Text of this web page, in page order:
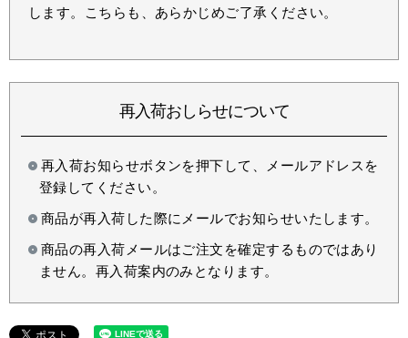
します。こちらも、あらかじめご了承ください。
再入荷おしらせについて
再入荷お知らせボタンを押下して、メールアドレスを
登録してください。
商品が再入荷した際にメールでお知らせいたします。
商品の再入荷メールはご注文を確定するものではあり
ません。再入荷案内のみとなります。